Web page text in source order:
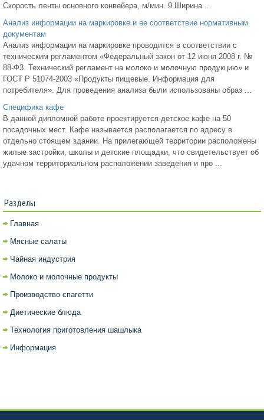
Скорость ленты основного конвейера, м/мин. 9 Ширина ...
Анализ информации на маркировке и ее соответствие нормативным
документам
Анализ информации на маркировке проводится в соответствии с
техническим регламентом «Федеральный закон от 12 июня 2008 г. №
88-Ф3. Технический регламент на молоко и молочную продукцию» и
ГОСТ Р 51074-2003 «Продукты пищевые. Информация для
потребителя». Для проведения анализа были использованы образ ...
Специфика кафе
В данной дипломной работе проектируется детское кафе на 50
посадочных мест. Кафе называется располагается по адресу в
отдельно стоящем здании. На прилегающей территории расположены
жилые застройки, школы и детские площадки, что свидетельствует об
удачном территориальном расположении заведения и про ...
Разделы
Главная
Мясные салаты
Чайная индустрия
Молоко и молочные продукты
Производство спагетти
Диетические блюда
Технология приготовления шашлыка
Информация